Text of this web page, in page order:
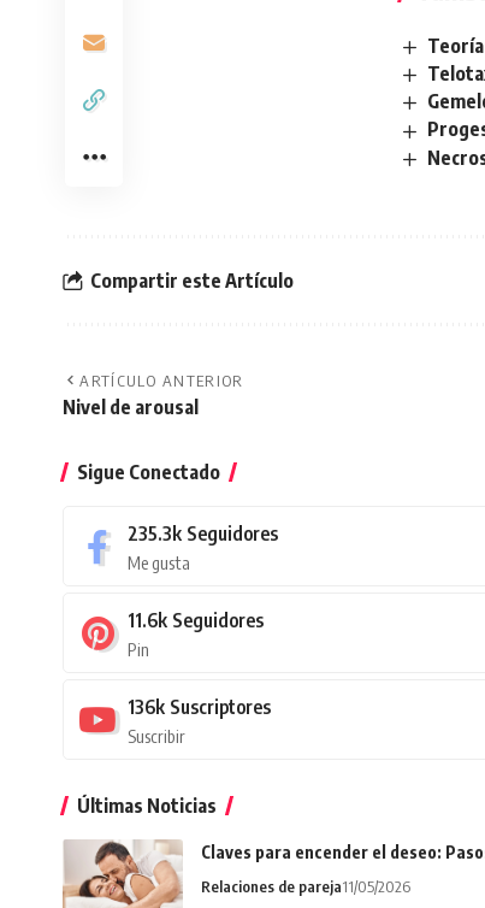
Compartir este Artículo
ARTÍCULO ANTERIOR
Nivel de arousal
Sigue Conectado
235.3k Seguidores
Me gusta
11.6k Seguidores
Pin
136k Suscriptores
Suscribir
Últimas Noticias
Claves para encender el deseo:
Relaciones de pareja11/05/2026